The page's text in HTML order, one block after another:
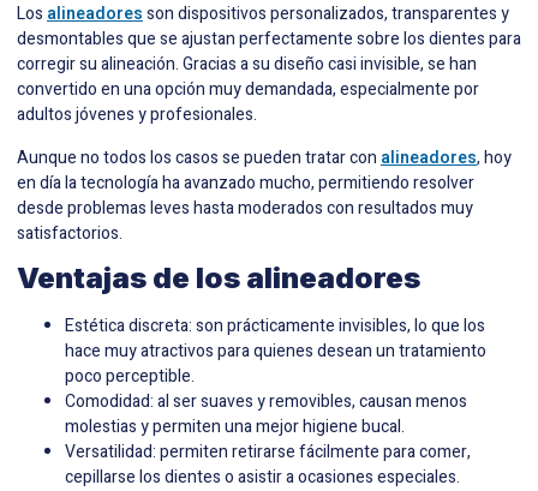
Los alineadoresson dispositivos personalizados, transparentes y
desmontables que se ajustan perfectamente sobre los dientes para
corregir su alineación. Gracias a su diseño casi invisible, se han
convertido en una opción muy demandada, especialmente por
adultos jóvenes y profesionales.
Aunque no todos los casos se pueden tratar con alineadores, hoy
en día la tecnología ha avanzado mucho, permitiendo resolver
desde problemas leves hasta moderados con resultados muy
satisfactorios.
Ventajas de los alineadores
Estética discreta: son prácticamente invisibles, lo que los
hace muy atractivos para quienes desean un tratamiento
poco perceptible.
Comodidad: al ser suaves y removibles, causan menos
molestias y permiten una mejor higiene bucal.
Versatilidad: permiten retirarse fácilmente para comer,
cepillarse los dientes o asistir a ocasiones especiales.